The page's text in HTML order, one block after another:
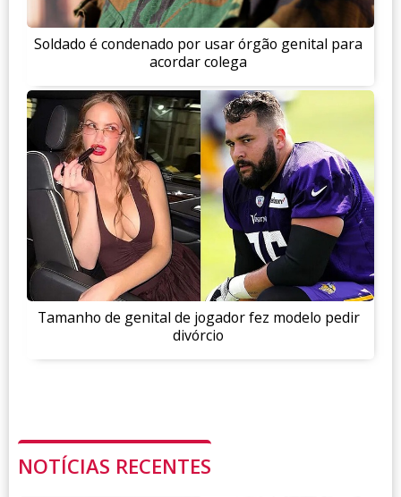
Soldado é condenado por usar órgão genital para
acordar colega
Tamanho de genital de jogador fez modelo pedir
divórcio
NOTÍCIAS RECENTES